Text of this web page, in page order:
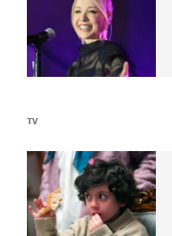
TV